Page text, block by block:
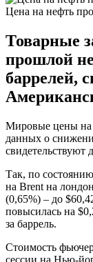
Цена на нефть
Товарные
прошлой
баррелей,
Мировые цены на
данных о
свидетельствуют
Так, по
на Brent на
(0,65%) – до
повысилась на
за баррель.
Стоимость
сессии на Нью-